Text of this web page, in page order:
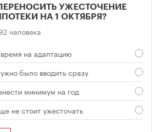
УЖЕСТОЧЕНИЕ
НА 1 ОКТЯБРЯ?
человека
на адаптацию
было вводить сразу
минимум на год
не стоит ужесточать